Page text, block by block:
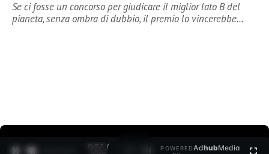
Se ci fosse un concorso per giudicare il miglior lato B del
pianeta, senza ombra di dubbio, il premio lo vincerebbe…
0:27 /
POWEREDAdhubMedia